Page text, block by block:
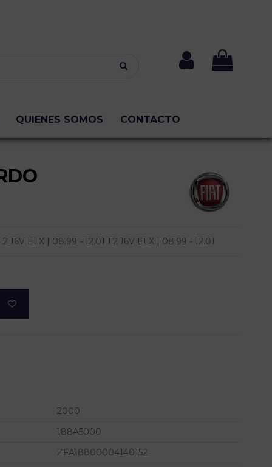
QUIENES SOMOS CONTACTO
16V ELX | 08.99 - 12.01 1.2 16V ELX | 08.99 - 12.01
2000
188A5000
ZFA18800004140152